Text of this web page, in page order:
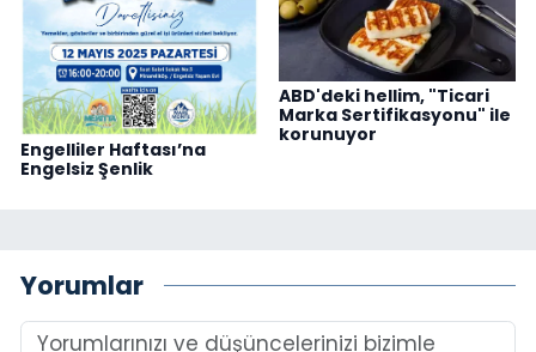
Engelliler Haftası’na
Engelsiz Şenlik
ABD'deki hellim, "Ticari
Marka Sertifikasyonu" ile
korunuyor
Yorumlar